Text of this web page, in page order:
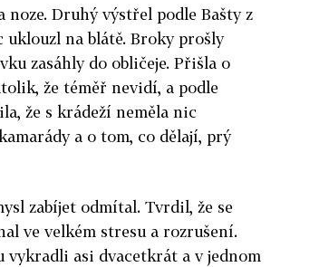
Druhý výstřel podle Bašty z
uklouzl na blátě. Broky prošly
zasáhly do obličeje. Přišla o
že téměř nevidí, a podle
že s krádeží neměla nic
a o tom, co dělají, prý
zabíjet odmítal. Tvrdil, že se
ve velkém stresu a rozrušení.
vykradli asi dvacetkrát a v jednom